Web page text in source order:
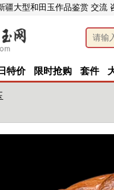
疆大型和田玉作品鉴赏 交流
特价 限时抢购 套件